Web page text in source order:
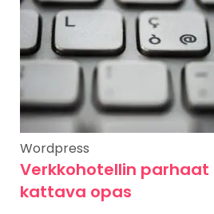
Wordpress
Verkkohotellin
kattava opas